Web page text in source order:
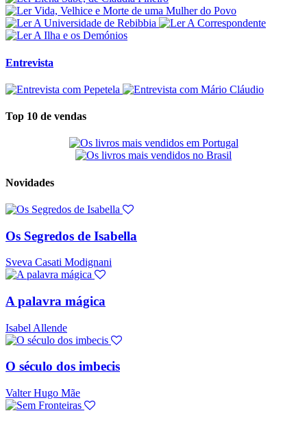
Entrevista
Top 10 de vendas
Novidades
Os Segredos de Isabella
Sveva Casati Modignani
A palavra mágica
Isabel Allende
O século dos imbecis
Valter Hugo Mãe